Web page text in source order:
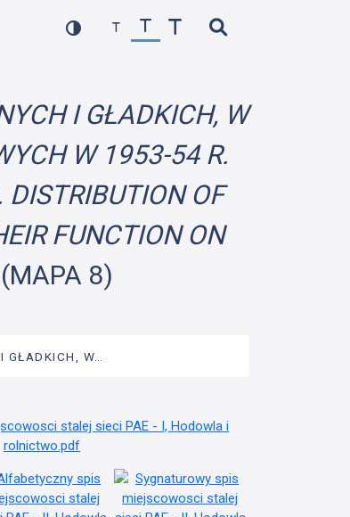
I GŁADKICH, W
W 1953-54 R.
OF
FUNCTION ON
8)
W…